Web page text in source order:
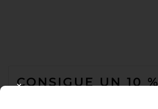
CONSIGUE UN 10 %